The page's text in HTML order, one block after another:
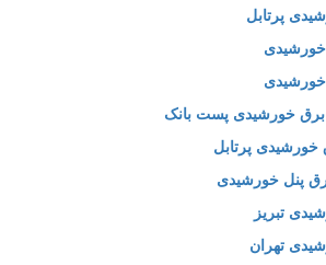
پرتابل
برق خورشیدی پست بانک
خورشیدی پرتابل
پنل خورشیدی
تبریز
تهران